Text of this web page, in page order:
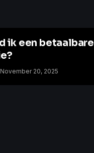
ik een betaalbare
November 20, 2025